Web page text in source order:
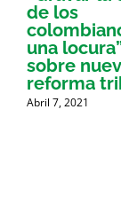
de los
una
sobre
reforma
Abril 7, 2021